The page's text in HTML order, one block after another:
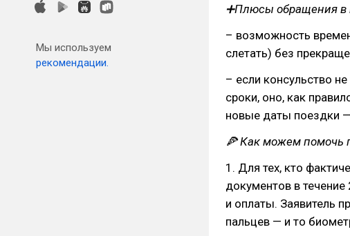
Мы используем
рекомендации.
➕Плюсы обращения в
– возможность
слетать) без
– если консульство
сроки, оно, как
новые даты поездки
🍕 Как можем помочь
1. Для тех, кто
документов в
и оплаты. Заявитель
пальцев — и то